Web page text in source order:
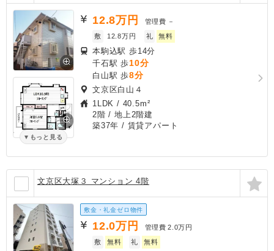
もっと見る
12.8万円 管理費 －
敷
12.8万円 礼 無料
本駒込駅 歩14分
千石駅 歩10分
白山駅 歩8分
文京区白山４
1LDK / 40.5m²
2階 / 地上2階建
築37年 / 賃貸アパート
文京区大塚３ マンション 4階
敷金・礼金ゼロ物件
12.0万円 管理費 2.0万円
敷
無料 礼 無料